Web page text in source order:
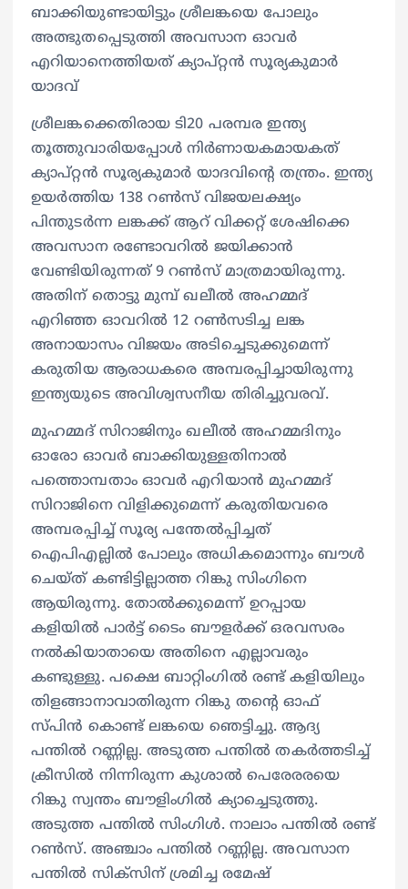
ബാക്കിയുണ്ടായിട്ടും ശ്രീലങ്കയെ പോലും
അത്ഭുതപ്പെടുത്തി അവസാന ഓവര്‍
എറിയാനെത്തിയത് ക്യാപ്റ്റന്‍ സൂര്യകുമാര്‍
യാദവ്
ശ്രീലങ്കക്കെതിരായ ടി20 പരമ്പര ഇന്ത്യ
തൂത്തുവാരിയപ്പോള്‍ നിര്‍ണായകമായകത്
ക്യാപ്റ്റന്‍ സൂര്യകുമാര്‍ യാദവിന്‍റെ തന്ത്രം. ഇന്ത്യ
ഉയര്‍ത്തിയ 138 റണ്‍സ് വിജയലക്ഷ്യം
പിന്തുടര്‍ന്ന ലങ്കക്ക് ആറ് വിക്കറ്റ് ശേഷിക്കെ
അവസാന രണ്ടോവറില്‍ ജയിക്കാന്‍
വേണ്ടിയിരുന്നത് 9 റണ്‍സ് മാത്രമായിരുന്നു.
അതിന് തൊട്ടു മുമ്പ് ഖലീല്‍ അഹമ്മദ്
എറിഞ്ഞ ഓവറില്‍ 12 റണ്‍സടിച്ച ലങ്ക
അനായാസം വിജയം അടിച്ചെടുക്കുമെന്ന്
കരുതിയ ആരാധകരെ അമ്പരപ്പിച്ചായിരുന്നു
ഇന്ത്യയുടെ അവിശ്വസനീയ തിരിച്ചുവരവ്.
മുഹമ്മദ് സിറാജിനും ഖലീല്‍ അഹമ്മദിനും
ഓരോ ഓവര്‍ ബാക്കിയുള്ളതിനാല്‍
പത്തൊമ്പതാം ഓവര്‍ എറിയാന്‍ മുഹമ്മദ്
സിറാജിനെ വിളിക്കുമെന്ന് കരുതിയവരെ
അമ്പരപ്പിച്ച് സൂര്യ പന്തേല്‍പ്പിച്ചത്
ഐപിഎല്ലില്‍ പോലും അധികമൊന്നും ബൗള്‍
ചെയ്ത് കണ്ടിട്ടില്ലാത്ത റിങ്കു സിംഗിനെ
ആയിരുന്നു. തോല്‍ക്കുമെന്ന് ഉറപ്പായ
കളിയില്‍ പാര്‍ട്ട് ടൈം ബൗളര്‍ക്ക് ഒരവസരം
നല്‍കിയാതായെ അതിനെ എല്ലാവരും
കണ്ടുള്ളു. പക്ഷെ ബാറ്റിംഗില്‍ രണ്ട് കളിയിലും
തിളങ്ങാനാവാതിരുന്ന റിങ്കു തന്‍റെ ഓഫ്
സ്പിന്‍ കൊണ്ട് ലങ്കയെ ഞെട്ടിച്ചു. ആദ്യ
പന്തില്‍ റണ്ണില്ല. അടുത്ത പന്തില്‍ തകര്‍ത്തടിച്ച്
ക്രീസില്‍ നിന്നിരുന്ന കുശാല്‍ പെരേരരയെ
റിങ്കു സ്വന്തം ബൗളിംഗില്‍ ക്യാച്ചെടുത്തു.
അടുത്ത പന്തില്‍ സിംഗിള്‍. നാലാം പന്തില്‍ രണ്ട്
റണ്‍സ്. അഞ്ചാം പന്തില്‍ റണ്ണില്ല. അവസാന
പന്തില്‍ സിക്സിന് ശ്രമിച്ച രമേഷ്